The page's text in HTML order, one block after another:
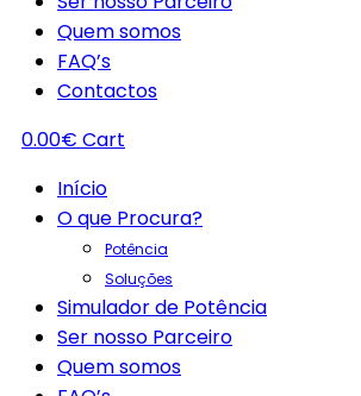
Quem somos
FAQ’s
Contactos
0.00€ Cart
Início
O que Procura?
Potência
Soluções
Simulador de Potência
Ser nosso Parceiro
Quem somos